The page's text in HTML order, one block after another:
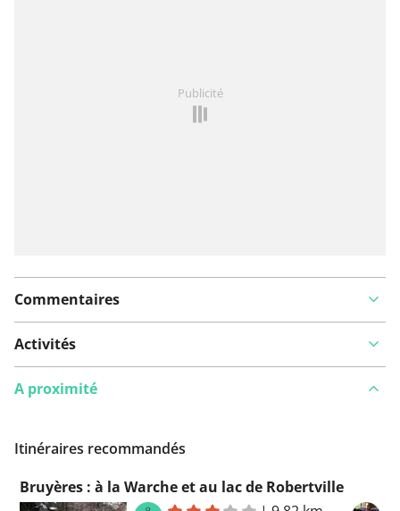
Publicité
Commentaires
Activités
A proximité
Itinéraires recommandés
Bruyères : à la Warche et au lac de Robertville